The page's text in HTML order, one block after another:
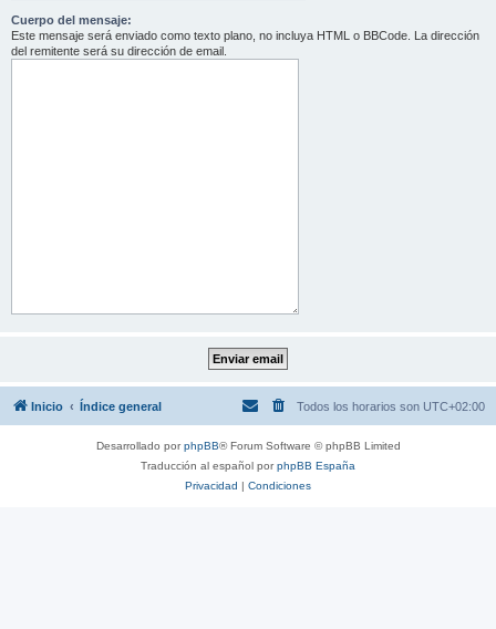
Cuerpo del mensaje:
Este mensaje será enviado como texto plano, no incluya HTML o BBCode. La dirección
del remitente será su dirección de email.
Inicio Índice general Todos los horarios son UTC+02:00
Desarrollado porphpBB® Forum Software © phpBB Limited
Traducción al español porphpBB España
Privacidad | Condiciones